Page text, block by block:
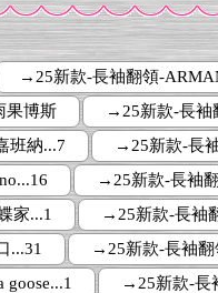
→25新款-長袖翻領-
果博斯
→25新款-長袖
班納...7
→25新款-長
→25新款-長袖
家...1
→25新款-長袖
...31
→25新款-長袖翻
→25新款-長